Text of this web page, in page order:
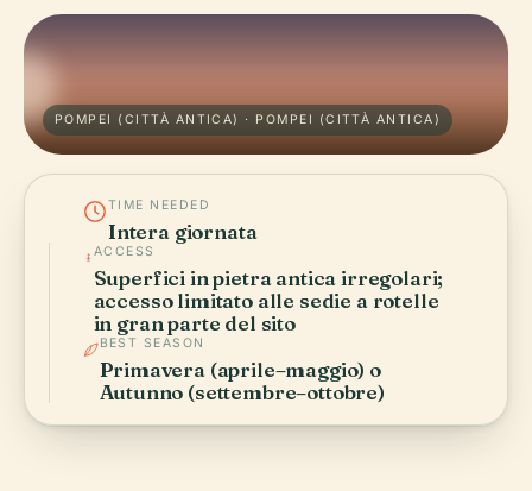
POMPEI (CITTÀ ANTICA) · POMPEI (CITTÀ ANTICA)
TIME NEEDED
Intera giornata
ACCESS
Superfici in pietra antica irregolari;
accesso limitato alle sedie a rotelle
in gran parte del sito
BEST SEASON
Primavera (aprile–maggio) o
Autunno (settembre–ottobre)